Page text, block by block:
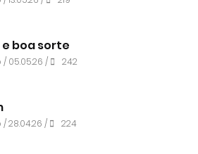
boa sorte
/ 05.05.26 / 242
/ 28.04.26 / 224